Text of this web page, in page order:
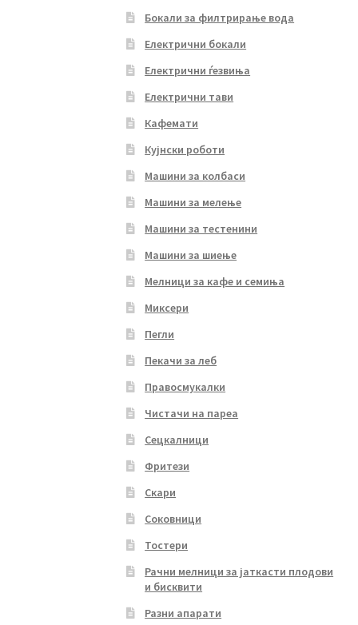
Бокали за филтрирање вода
Електрични бокали
Електрични ѓезвиња
Електрични тави
Кафемати
Кујнски роботи
Машини за колбаси
Машини за мелење
Машини за тестенини
Машини за шиење
Мелници за кафе и семиња
Миксери
Пегли
Пекачи за леб
Правосмукалки
Чистачи на пареа
Сецкалници
Фритези
Скари
Соковници
Тостери
Рачни мелници за јаткасти плодови
и бисквити
Разни апарати